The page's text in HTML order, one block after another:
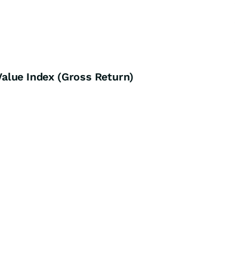
Index (Gross Return)